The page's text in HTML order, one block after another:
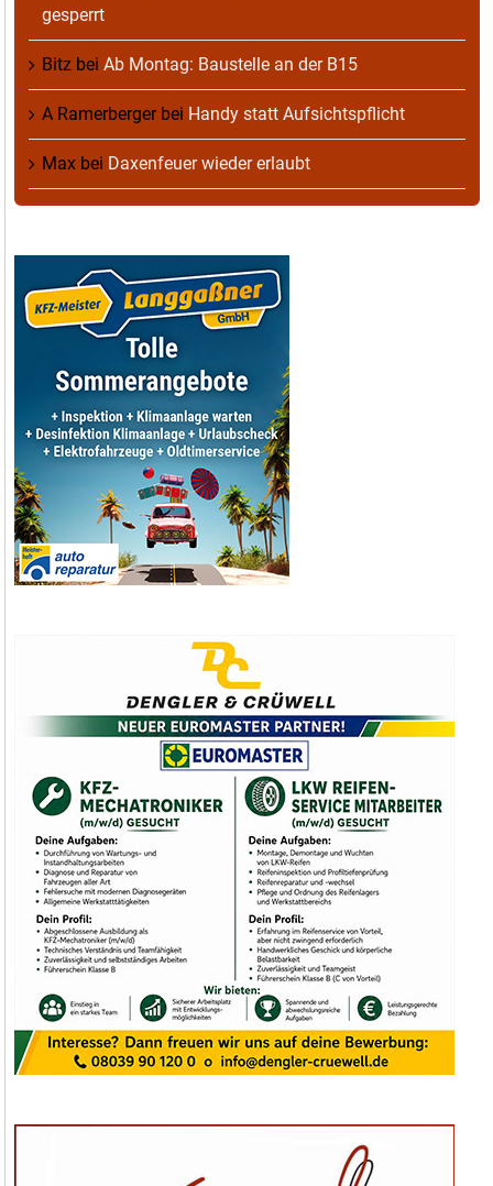
gesperrt
Bitz bei Ab Montag: Baustelle an der B15
A Ramerbergerbei Handy statt Aufsichtspflicht
Max bei Daxenfeuer wieder erlaubt